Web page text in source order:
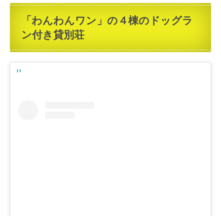
「わんわんワン」の４棟のドッグラ
ン付き貸別荘